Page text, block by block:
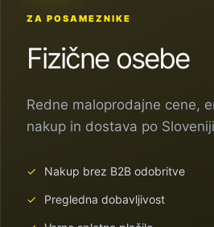
ZA POSAMEZNIKE
Fizične osebe
Redne maloprodajne cene,
nakup in dostava po
Nakup brez B2B odobritve
Pregledna dobavljivost